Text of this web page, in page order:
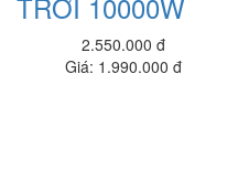
SSD128G- 16.5
Laptop Dell Latitude E5430 -
2.550.000 đ
Giá: 1.990.000 đ